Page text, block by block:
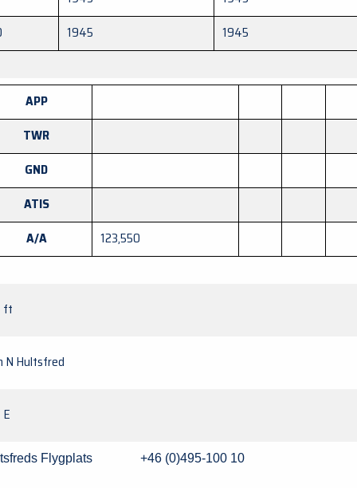
1945 1945
APP
TWR
GND
ATIS
A/A
123,550
ft
N Hultsfred
E
Flygplats +46 (0)495-100 10